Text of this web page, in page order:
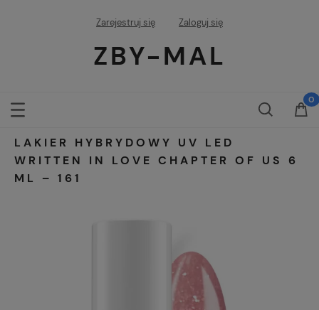
Zarejestruj się Zaloguj się
ZBY-MAL
LAKIER HYBRYDOWY UV LED
WRITTEN IN LOVE CHAPTER OF US 6
ML – 161